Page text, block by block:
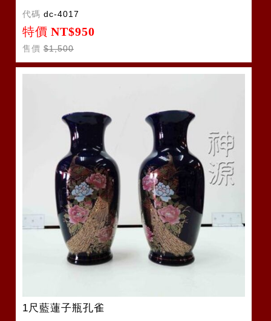
代碼 dc-4017
特價 NT$950
售價 $1,500
1尺藍蓮子瓶孔雀